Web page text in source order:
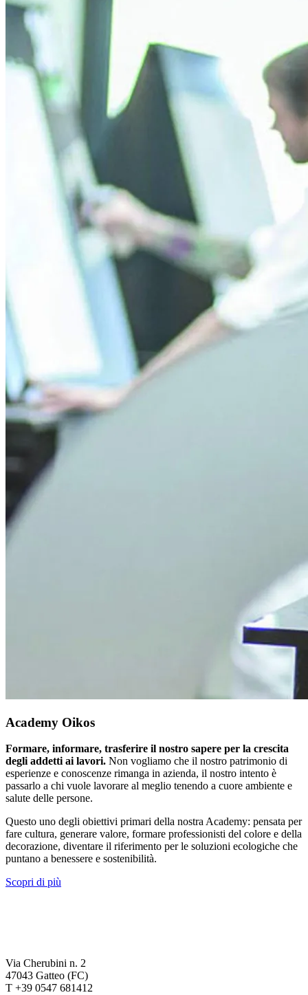
Academy Oikos
Formare, informare, trasferire il nostro sapere per la crescita
degli addetti ai lavori. Non vogliamo che il nostro patrimonio di
esperienze e conoscenze rimanga in azienda, il nostro intento è
passarlo a chi vuole lavorare al meglio tenendo a cuore ambiente e
salute delle persone.
Questo uno degli obiettivi primari della nostra Academy: pensata per
fare cultura, generare valore, formare professionisti del colore e della
decorazione, diventare il riferimento per le soluzioni ecologiche che
puntano a benessere e sostenibilità.
Scopri di più
Via Cherubini n. 2
47043 Gatteo (FC)
T +39 0547 681412